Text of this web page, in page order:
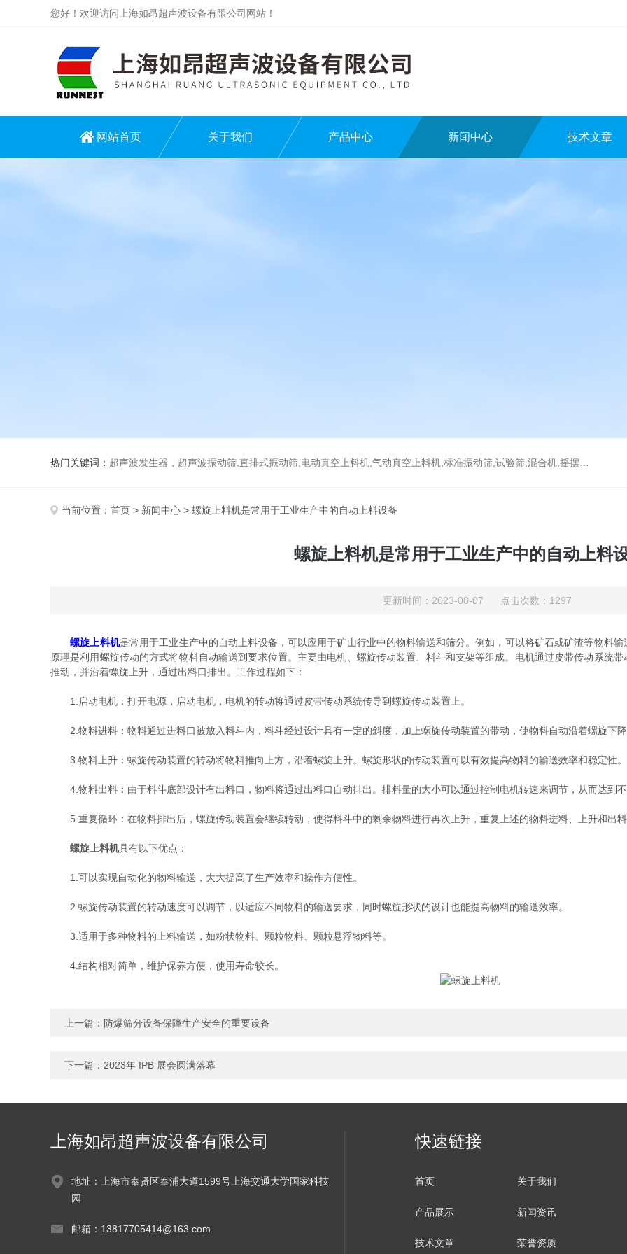
您好！欢迎访问上海如昂超声波设备有限公司网站！
网站首页 关于我们 产品中心 新闻中心 技术文章
热门关键词： 超声波发生器，超声波振动筛,直排式振动筛,电动真空上料机,气动真空上料机,标准振动筛,试验筛,混合机,摇摆筛，检验筛
当前位置： 首页 > 新闻中心 > 螺旋上料机是常用于工业生产中的自动上料设备
螺旋上料机是常用于工业生产中的自动上料
更新时间：2023-08-07 点击次数：1297
螺旋上料机是常用于工业生产中的自动上料设备，可以应用于矿山行业中的物料输送和筛分。例如，可以将矿石或矿渣等物料
原理是利用螺旋传动的方式将物料自动输送到要求位置。主要由电机、螺旋传动装置、料斗和支架等组成。电机通过皮带传动系统
推动，并沿着螺旋上升，通过出料口排出。工作过程如下：
1.启动电机：打开电源，启动电机，电机的转动将通过皮带传动系统传导到螺旋传动装置上。
2.物料进料：物料通过进料口被放入料斗内，料斗经过设计具有一定的斜度，加上螺旋传动装置的带动，使物料自动沿着螺旋下
3.物料上升：螺旋传动装置的转动将物料推向上方，沿着螺旋上升。螺旋形状的传动装置可以有效提高物料的输送效率和稳定性。
4.物料出料：由于料斗底部设计有出料口，物料将通过出料口自动排出。排料量的大小可以通过控制电机转速来调节，从而达到
5.重复循环：在物料排出后，螺旋传动装置会继续转动，使得料斗中的剩余物料进行再次上升，重复上述的物料进料、上升和出
螺旋上料机具有以下优点：
1.可以实现自动化的物料输送，大大提高了生产效率和操作方便性。
2.螺旋传动装置的转动速度可以调节，以适应不同物料的输送要求，同时螺旋形状的设计也能提高物料的输送效率。
3.适用于多种物料的上料输送，如粉状物料、颗粒物料、颗粒悬浮物料等。
4.结构相对简单，维护保养方便，使用寿命较长。
上一篇： 防爆筛分设备保障生产安全的重要设备
下一篇： 2023年 IPB 展会圆满落幕
上海如昂超声波设备有限公司
地址：上海市奉贤区奉浦大道1599号上海交通大学国家科技
园
邮箱：13817705414@163.com
快速链接
首页 关于我们
产品展示 新闻资讯
技术文章 荣誉资质